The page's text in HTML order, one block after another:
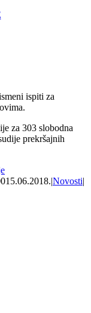
ispiti za
za 303 slobodna
prekršajnih
15.06.2018.|Novosti|